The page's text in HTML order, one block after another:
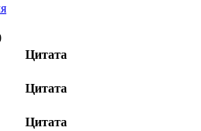
Цитата
Цитата
Цитата